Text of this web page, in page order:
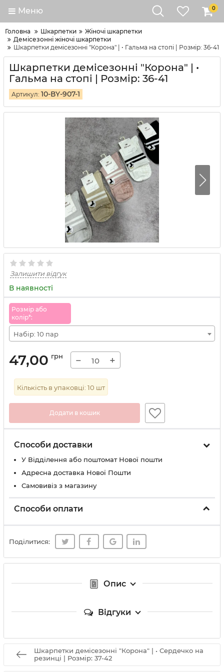
Меню 0
Головна Шкарпетки
Жіночі шкарпетки
Демісезонні жіночі шкарпетки
Шкарпетки демісезонні "Корона" | • Гальма на стопі | Розмір: 36-41
Шкарпетки демісезонні "Корона" | •
Гальма на стопі | Розмір: 36-41
Артикул: 10-ВY-907-1
Залишити відгук
В наявності
Розмiр або
колiр*:
Набір: 10 пар
47,00 грн − +
Кількість в упаковці: 10 шт
Додати в кошик
Способи доставки
У Вiддiлення або поштомат Нової пошти
Адресна доставка Нової Пошти
Самовивіз з магазину
Способи оплати
Поділитися:
Опис
Відгуки
Шкарпетки демісезонні "Корона" | • Сердечко на
резинці | Розмір: 37-42